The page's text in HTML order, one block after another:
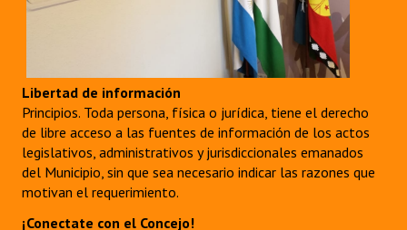
Libertad de información
Principios. Toda persona, física o jurídica, tiene el derecho
de libre acceso a las fuentes de información de los actos
legislativos, administrativos y jurisdiccionales emanados
del Municipio, sin que sea necesario indicar las razones que
motivan el requerimiento.
¡Conectate con el Concejo!